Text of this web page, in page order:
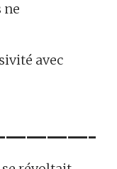
ne
avec